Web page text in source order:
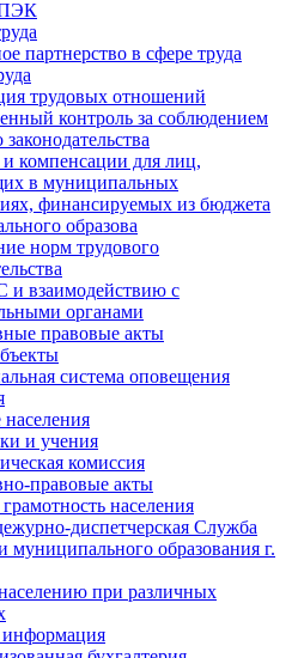
партнерство в сфере труда
трудовых отношений
контроль за соблюдением
законодательства
компенсации для лиц,
в муниципальных
финансируемых из бюджета
образова
норм трудового
взаимодействию с
органами
правовые акты
система оповещения
и учения
комиссия
правовые акты
населения
диспетчерская Служба
образования г.
при различных
информация